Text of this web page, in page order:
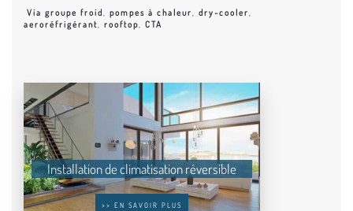
Via groupe froid, pompes à chaleur, dry-cooler,
aeroréfrigérant, rooftop, CTA
Installation de climatisation réversible
>> EN SAVOIR PLUS